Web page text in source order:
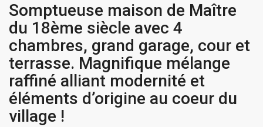
Somptueuse maison de Maître
du 18ème siècle avec 4
chambres, grand garage, cour et
terrasse. Magnifique mélange
raffiné alliant modernité et
éléments d’origine au coeur du
village !